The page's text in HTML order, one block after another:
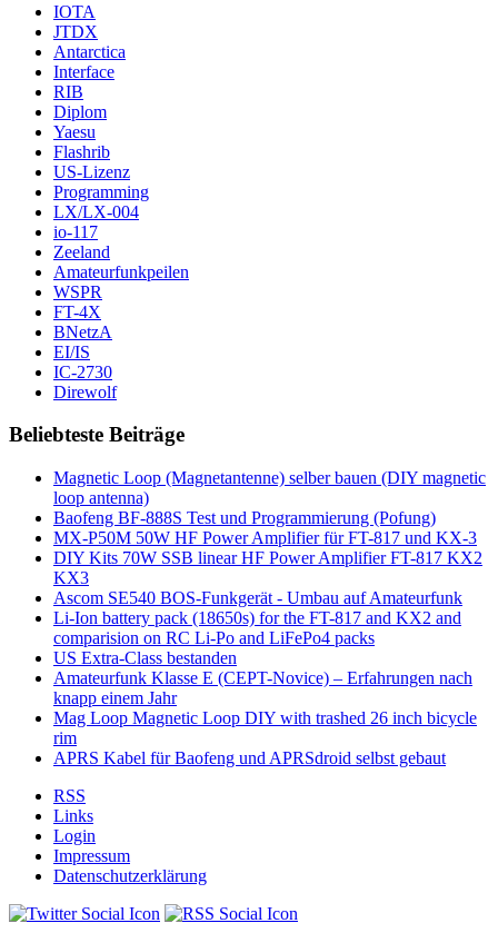
IOTA
JTDX
Antarctica
Interface
RIB
Diplom
Yaesu
Flashrib
US-Lizenz
Programming
LX/LX-004
io-117
Zeeland
Amateurfunkpeilen
WSPR
FT-4X
BNetzA
EI/IS
IC-2730
Direwolf
Beliebteste Beiträge
Magnetic Loop (Magnetantenne) selber bauen (DIY magnetic
loop antenna)
Baofeng BF-888S Test und Programmierung (Pofung)
MX-P50M 50W HF Power Amplifier für FT-817 und KX-3
DIY Kits 70W SSB linear HF Power Amplifier FT-817 KX2
KX3
Ascom SE540 BOS-Funkgerät - Umbau auf Amateurfunk
Li-Ion battery pack (18650s) for the FT-817 and KX2 and
comparision on RC Li-Po and LiFePo4 packs
US Extra-Class bestanden
Amateurfunk Klasse E (CEPT-Novice) – Erfahrungen nach
knapp einem Jahr
Mag Loop Magnetic Loop DIY with trashed 26 inch bicycle
rim
APRS Kabel für Baofeng und APRSdroid selbst gebaut
RSS
Links
Login
Impressum
Datenschutzerklärung